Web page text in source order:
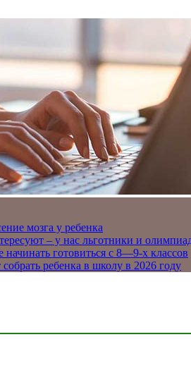
мозга у ребенка
– у нас льготники и
готовиться с 8—9-х классов
ребенка в школу в 2026 году